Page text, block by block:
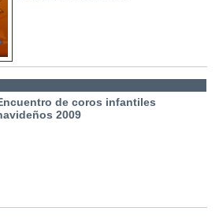
de coros infantiles
2009